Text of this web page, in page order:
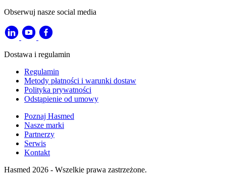
Obserwuj nasze social media
Dostawa i regulamin
Regulamin
Metody płatności i warunki dostaw
Polityka prywatności
Odstąpienie od umowy
Poznaj Hasmed
Nasze marki
Partnerzy
Serwis
Kontakt
Hasmed 2026 - Wszelkie prawa zastrzeżone.